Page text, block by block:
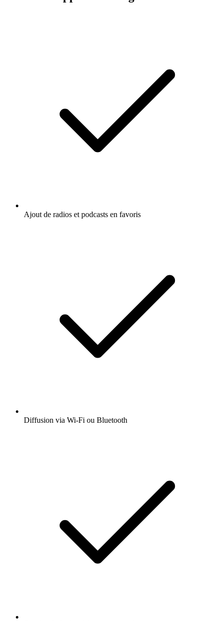
Ajout de radios et podcasts en favoris
Diffusion via Wi-Fi ou Bluetooth